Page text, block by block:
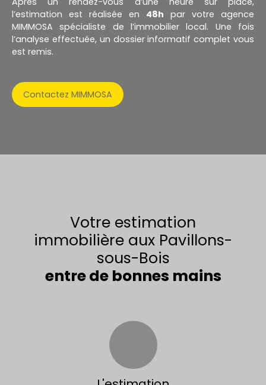
l’estimation est réalisée en 48h par votre agence
MIMMOSA spécialiste de l’immobilier local. Une fois
l’analyse effectuée, un dossier informatif complet vous
est remis.
Contactez MIMMOSA
Votre estimation
immobilière aux Pavillons-
sous-Bois
entre de bonnes mains